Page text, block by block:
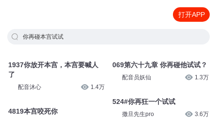
打开APP
你再碰本宫试试
1937你放开本宫，本宫要喊人
了
配音沐心 1.4万
4819本宫咬死你
069第六十九章 你再碰他试试？
配音员妖仙 1.3万
524#你再狂一个试试
撒旦先生pro 3.6万